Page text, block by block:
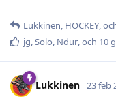
Lukkinen, HOCKEY,
jg,Solo, Ndur, och 10
Lukkinen 23 feb